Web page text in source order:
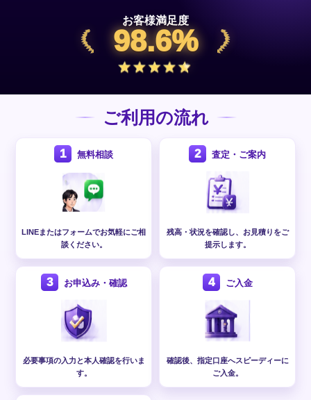
お客様満足度
98.6%
ご利用の流れ
1 無料相談
LINEまたはフォームでお気軽にご相
談ください。
2 査定・ご案内
残高・状況を確認し、お見積りをご
提示します。
3 お申込み・確認
必要事項の入力と本人確認を行いま
す。
4 ご入金
確認後、指定口座へスピーディーに
ご入金。